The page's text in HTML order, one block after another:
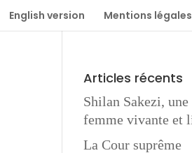
English version Mentions légales
Articles récents
Shilan Sakezi, une
femme vivante et
La Cour suprême